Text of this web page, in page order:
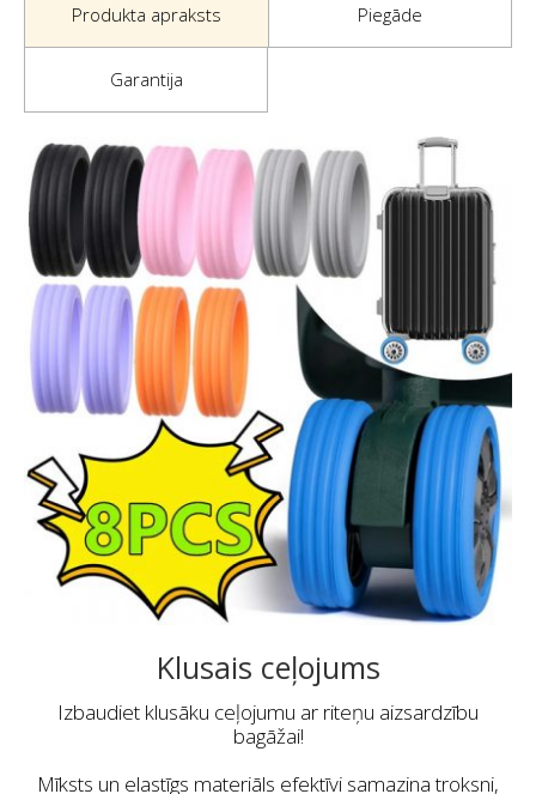
Produkta apraksts Piegāde
Garantija
Klusais ceļojums
Izbaudiet klusāku ceļojumu ar riteņu aizsardzību
bagāžai!
Mīksts un elastīgs materiāls efektīvi samazina troksni,